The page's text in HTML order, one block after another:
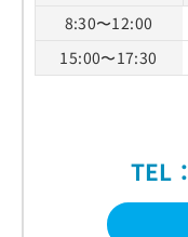
8:30〜12:00
15:00〜17:30
TEL：